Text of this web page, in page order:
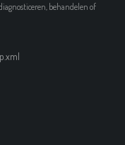
behandelen of